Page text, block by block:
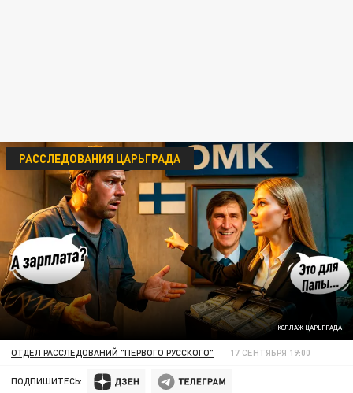
КОЛЛАЖ ЦАРЬГРАДА
РАССЛЕДОВАНИЯ ЦАРЬГРАДА
ОТДЕЛ РАССЛЕДОВАНИЙ "ПЕРВОГО РУССКОГО" 17 СЕНТЯБРЯ 19:00
ПОДПИШИТЕСЬ: